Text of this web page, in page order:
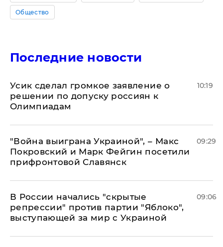
Общество
Последние новости
Усик сделал громкое заявление о
решении по допуску россиян к
Олимпиадам
10:19
"Война выиграна Украиной", – Макс
Покровский и Марк Фейгин посетили
прифронтовой Славянск
09:29
В России начались "скрытые
репрессии" против партии "Яблоко",
выступающей за мир с Украиной
09:06